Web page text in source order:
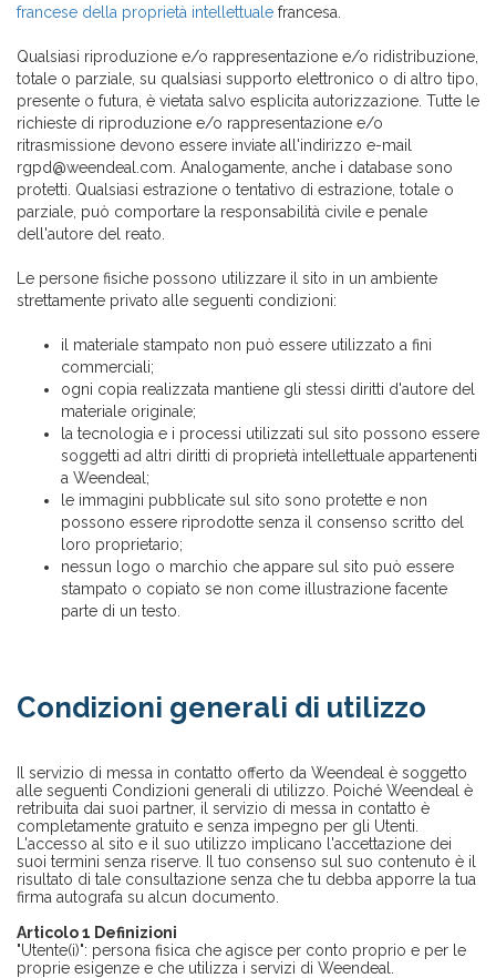
francese della proprietà intellettuale francesa.
Qualsiasi riproduzione e/o rappresentazione e/o ridistribuzione,
totale o parziale, su qualsiasi supporto elettronico o di altro tipo,
presente o futura, è vietata salvo esplicita autorizzazione. Tutte le
richieste di riproduzione e/o rappresentazione e/o
ritrasmissione devono essere inviate all'indirizzo e-mail
rgpd@weendeal.com. Analogamente, anche i database sono
protetti. Qualsiasi estrazione o tentativo di estrazione, totale o
parziale, può comportare la responsabilità civile e penale
dell'autore del reato.
Le persone fisiche possono utilizzare il sito in un ambiente
strettamente privato alle seguenti condizioni:
il materiale stampato non può essere utilizzato a fini
commerciali;
ogni copia realizzata mantiene gli stessi diritti d'autore del
materiale originale;
la tecnologia e i processi utilizzati sul sito possono essere
soggetti ad altri diritti di proprietà intellettuale appartenenti
a Weendeal;
le immagini pubblicate sul sito sono protette e non
possono essere riprodotte senza il consenso scritto del
loro proprietario;
nessun logo o marchio che appare sul sito può essere
stampato o copiato se non come illustrazione facente
parte di un testo.
Condizioni generali di utilizzo
Il servizio di messa in contatto offerto da Weendeal è soggetto
alle seguenti Condizioni generali di utilizzo. Poiché Weendeal è
retribuita dai suoi partner, il servizio di messa in contatto è
completamente gratuito e senza impegno per gli Utenti.
L'accesso al sito e il suo utilizzo implicano l'accettazione dei
suoi termini senza riserve. Il tuo consenso sul suo contenuto è il
risultato di tale consultazione senza che tu debba apporre la tua
firma autografa su alcun documento.
Articolo 1 Definizioni
"Utente(i)": persona fisica che agisce per conto proprio e per le
proprie esigenze e che utilizza i servizi di Weendeal.